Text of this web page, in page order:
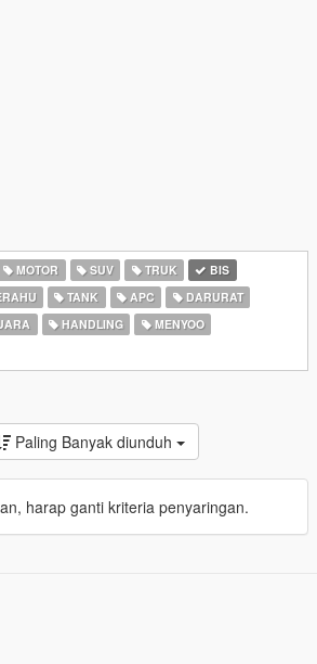
MOTOR SUV TRUK
BIS
TANK APC
DARURAT
HANDLING
MENYOO
Paling Banyak diunduh
harap ganti kriteria penyaringan.